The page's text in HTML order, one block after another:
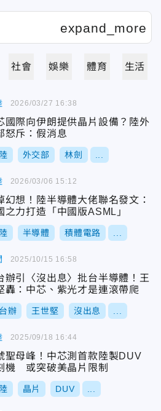
社會 娛樂 體育 生活
國際向伊朗提供晶片設備？陸外
怒斥：假消息
外交部 林劍
2026/03/27 16:38
幻想！陸半導體大佬聯名發文：
之力打造「中國版ASML」
半導體 積體電路
2026/03/06 15:12
辦引〈沒出息〉批台半導體！王
轟：中芯、紫光才是連滾帶爬
辦 王世堅 沒出息
2025/10/15 16:58
聖母峰！中芯測首款陸製DUV
機 或突破美晶片限制
晶片 DUV
2025/09/18 16:44